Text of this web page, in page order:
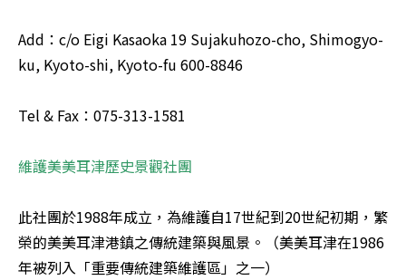
Add：c/o Eigi Kasaoka 19 Sujakuhozo-cho, Shimogyo-
ku, Kyoto-shi, Kyoto-fu 600-8846
Tel & Fax：075-313-1581
此社團於1988年成立，為維護自17世紀到20世紀初期，繁
榮的美美耳津港鎮之傳統建築與風景。（美美耳津在1986
年被列入「重要傳統建築維護區」之一）